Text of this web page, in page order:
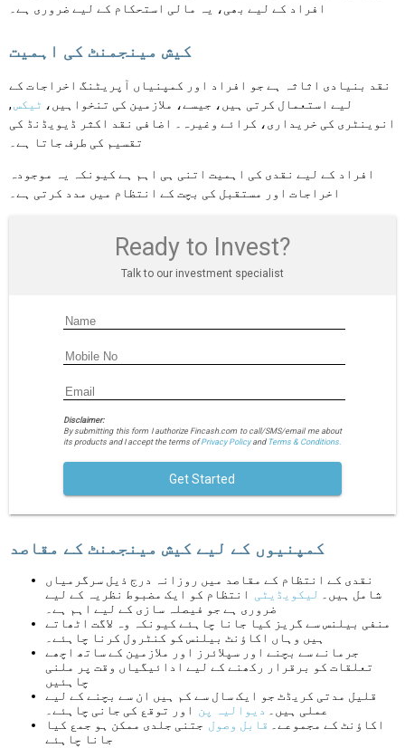
افراد کے لیے بھی، یہ مالی استحکام کے لیے ضروری ہے۔
کیش مینجمنٹ کی اہمیت
نقد بنیادی اثاثہ ہے جو افراد اور کمپنیاں آپریٹنگ اخراجات کے
لیے استعمال کرتی ہیں، جیسے، ملازمین کی تنخواہیں، ٹیکس,
انوینٹری کی خریداری، کرائے وغیرہ۔ اضافی نقد اکثر ڈیویڈنڈ کی
تقسیم کی طرف جاتا ہے۔
افراد کے لیے نقدی کی اہمیت اتنی ہی اہم ہے کیونکہ یہ موجودہ
اخراجات اور مستقبل کی بچت کے انتظام میں مدد کرتی ہے۔
Ready to Invest?
Talk to our investment specialist
Disclaimer:
By submitting this form I authorize Fincash.com to call/SMS/email me about
its products and I accept the terms ofPrivacy Policyand Terms & Conditions.
Get Started
کمپنیوں کے لیے کیش مینجمنٹ کے مقاصد
نقدی کے انتظام کے مقاصد میں روزانہ درج ذیل سرگرمیاں
شامل ہیں۔
لیکویڈیٹی انتظام کو ایک مضبوط نظریہ کے لیے
ضروری ہے جو فیصلہ سازی کے لیے اہم ہے۔
منفی بیلنس سے گریز کیا جانا چاہئے کیونکہ وہ لاگت اٹھاتے
ہیں وہاں اکاؤنٹ بیلنس کو کنٹرول کرنا چاہئے۔
جرمانے سے بچنے اور سپلائرز اور ملازمین کے ساتھ اچھے
تعلقات کو برقرار رکھنے کے لیے ادائیگیاں وقت پر ملنی
چاہئیں
قلیل مدتی کریڈٹ جو ایک سال سے کم ہیں ان سے بچنے کے لیے
عملی ہیں۔
دیوالیہ پن
اور توقع کی جانی چاہئے۔
اکاؤنٹ کے مجموعے۔
قابل وصول جتنی جلدی ممکن ہو جمع کیا
جانا چاہئے